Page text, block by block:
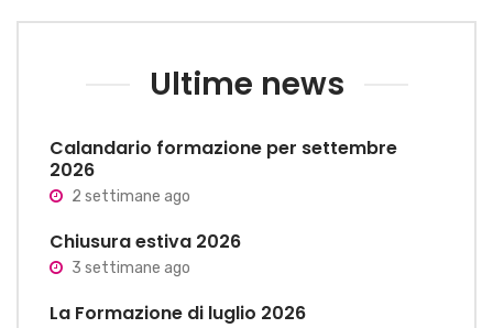
Ultime news
Calandario formazione per settembre
2026
2 settimane ago
Chiusura estiva 2026
3 settimane ago
La Formazione di luglio 2026